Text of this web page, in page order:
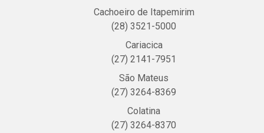
Cachoeiro de Itapemirim
(28) 3521-5000
Cariacica
(27) 2141-7951
São Mateus
(27) 3264-8369
Colatina
(27) 3264-8370